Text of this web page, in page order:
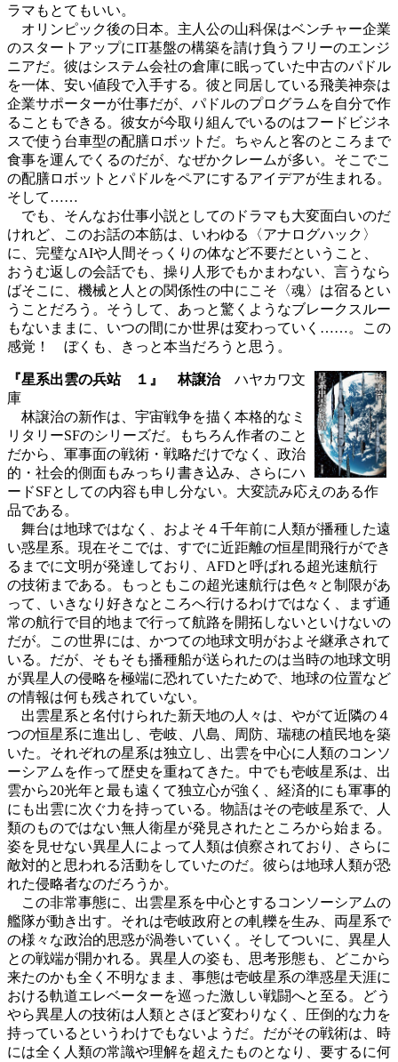
ラマもとてもいい。
オリンピック後の日本。主人公の山科保はベンチャー企業
のスタートアップにIT基盤の構築を請け負うフリーのエンジ
ニアだ。彼はシステム会社の倉庫に眠っていた中古のパドル
を一体、安い値段で入手する。彼と同居している飛美神奈は
企業サポーターが仕事だが、パドルのプログラムを自分で作
ることもできる。彼女が今取り組んでいるのはフードビジネ
スで使う台車型の配膳ロボットだ。ちゃんと客のところまで
食事を運んでくるのだが、なぜかクレームが多い。そこでこ
の配膳ロボットとパドルをペアにするアイデアが生まれる。
そして……
でも、そんなお仕事小説としてのドラマも大変面白いのだ
けれど、このお話の本筋は、いわゆる〈アナログハック〉
に、完璧なAIや人間そっくりの体など不要だということ、
おうむ返しの会話でも、操り人形でもかまわない、言うなら
ばそこに、機械と人との関係性の中にこそ〈魂〉は宿るとい
うことだろう。そうして、あっと驚くようなブレークスルー
もないままに、いつの間にか世界は変わっていく……。この
感覚！ ぼくも、きっと本当だろうと思う。
『星系出雲の兵站 １』 林譲治ハヤカワ文
庫
林譲治の新作は、宇宙戦争を描く本格的なミ
リタリーSFのシリーズだ。もちろん作者のこと
だから、軍事面の戦術・戦略だけでなく、政治
的・社会的側面もみっちり書き込み、さらにハ
ードSFとしての内容も申し分ない。大変読み応えのある作
品である。
舞台は地球ではなく、およそ４千年前に人類が播種した遠
い惑星系。現在そこでは、すでに近距離の恒星間飛行ができ
るまでに文明が発達しており、AFDと呼ばれる超光速航行
の技術まである。もっともこの超光速航行は色々と制限があ
って、いきなり好きなところへ行けるわけではなく、まず通
常の航行で目的地まで行って航路を開拓しないといけないの
だが。この世界には、かつての地球文明がおよそ継承されて
いる。だが、そもそも播種船が送られたのは当時の地球文明
が異星人の侵略を極端に恐れていたためで、地球の位置など
の情報は何も残されていない。
出雲星系と名付けられた新天地の人々は、やがて近隣の４
つの恒星系に進出し、壱岐、八島、周防、瑞穂の植民地を築
いた。それぞれの星系は独立し、出雲を中心に人類のコンソ
ーシアムを作って歴史を重ねてきた。中でも壱岐星系は、出
雲から20光年と最も遠くて独立心が強く、経済的にも軍事的
にも出雲に次ぐ力を持っている。物語はその壱岐星系で、人
類のものではない無人衛星が発見されたところから始まる。
姿を見せない異星人によって人類は偵察されており、さらに
敵対的と思われる活動をしていたのだ。彼らは地球人類が恐
れた侵略者なのだろうか。
この非常事態に、出雲星系を中心とするコンソーシアムの
艦隊が動き出す。それは壱岐政府との軋轢を生み、両星系で
の様々な政治的思惑が渦巻いていく。そしてついに、異星人
との戦端が開かれる。異星人の姿も、思考形態も、どこから
来たのかも全く不明なまま、事態は壱岐星系の準惑星天涯に
おける軌道エレベーターを巡った激しい戦闘へと至る。どう
やら異星人の技術は人類とさほど変わりなく、圧倒的な力を
持っているというわけでもないようだ。だがその戦術は、時
には全く人類の常識や理解を超えたものとなり、要するに何